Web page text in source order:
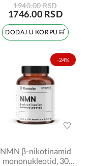
1940.00 RSD
1746.00 RSD
DODAJ U KORPU
-24%
NMN β-nikotinamid
mononukleotid, 30